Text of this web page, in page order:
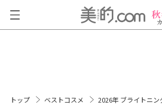
トップ ベストコスメ 2026年 ブライトニ